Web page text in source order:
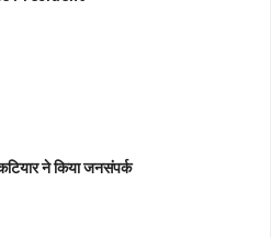
ने किया जनसंपर्क